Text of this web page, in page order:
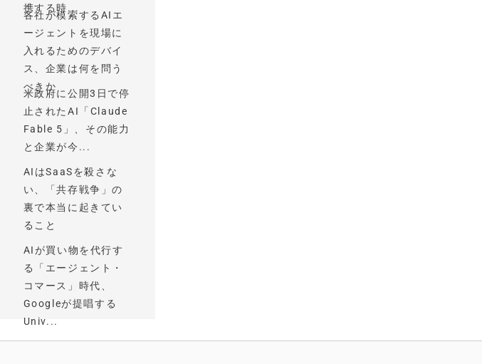
携する時...
各社が模索するAIエ
ージェントを現場に
入れるためのデバイ
ス、企業は何を問う
べきか
米政府に公開3日で停
止されたAI「Claude
Fable 5」、その能力
と企業が今...
AIはSaaSを殺さな
い、「共存戦争」の
裏で本当に起きてい
ること
AIが買い物を代行す
る「エージェント・
コマース」時代、
Googleが提唱する
Univ...